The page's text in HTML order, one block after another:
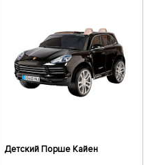
Детский Порше Кайен